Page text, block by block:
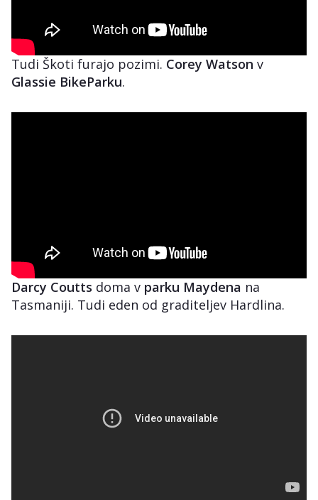
Tudi Škoti furajo pozimi. Corey Watson v
Glassie BikeParku.
Darcy Coutts doma v parku Maydena na
Tasmaniji. Tudi eden od graditeljev Hardlina.